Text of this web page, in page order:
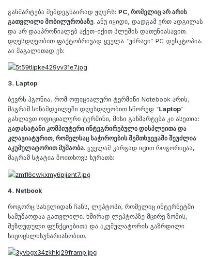
განმარტება შემდეგნაირად ჟღერს: PC, რომელიც არ არის
გათვლილი მობილურობაზე. ანუ იყიდი, დადგამ ერთ ადგილას
და არ დააპროწიალებ აქეთ-იქით პლუშის დათუნიასავით.
დღესდღეობით ფაქტობრივად ყველა "უძრავი" PC დესკტოპია.
აი მაგალითად ეს:
3. Laptop
ბევრს ჰგონია, რომ ოფიციალური ტერმინი Notebook არის,
მაგრამ სინამდვილეში დღესდღეობით სწორედ "Laptop"
გახლავთ ოფიციალური ტერმინი, მისი განმარტება კი ასეთია:
გადასატანი კომპიუტერი ინტეგრირებული დისპლეითა და
კლავიატურით, რომელსაც საჭიროების შემთხვევაში შეუძლია
აკუმულატორით მუშაობა. ყველამ კარგად იცით როგორიცაა,
მაგრამ სტატია მოითხოვს სურათს:
4. Netbook
როგორც სახელიდან ჩანს, ლეპტოპი, რომელიც ინტერნეტში
სამუშაოდაა გათვლილი. ხშირად ლეპტოპზე მცირე ზომის,
შეზღუდული ფუნქციებითა და აკუმულატორის გაზრდილი
სიცოცხლისუნარიანობით.